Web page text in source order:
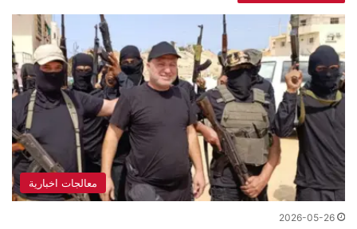
معالجات اخبارية
2026-05-26